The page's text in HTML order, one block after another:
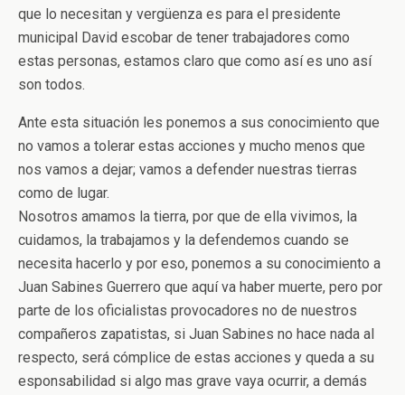
que lo necesitan y vergüenza es para el presidente
municipal David escobar de tener trabajadores como
estas personas, estamos claro que como así es uno así
son todos.
Ante esta situación les ponemos a sus conocimiento que
no vamos a tolerar estas acciones y mucho menos que
nos vamos a dejar; vamos a defender nuestras tierras
como de lugar.
Nosotros amamos la tierra, por que de ella vivimos, la
cuidamos, la trabajamos y la defendemos cuando se
necesita hacerlo y por eso, ponemos a su conocimiento a
Juan Sabines Guerrero que aquí va haber muerte, pero por
parte de los oficialistas provocadores no de nuestros
compañeros zapatistas, si Juan Sabines no hace nada al
respecto, será cómplice de estas acciones y queda a su
esponsabilidad si algo mas grave vaya ocurrir, a demás